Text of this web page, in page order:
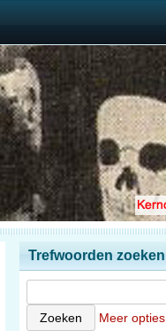
Trefwoorden zoeken
Meer opties